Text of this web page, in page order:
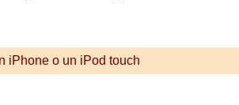
iPhone o un iPod touch